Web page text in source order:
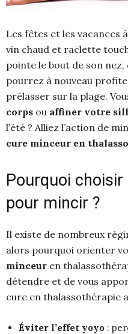
Les fêtes et les vacances
vin chaud et raclette
pointe le bout de son nez,
pourrez à nouveau
prélasser sur la plage.
corps ou affiner votre
l’été ? Alliez l’action de
cure minceur en
Pourquoi
pour mincir ?
Il existe de nombreux
alors pourquoi orienter
minceur en
détendre et de vous
cure en thalassothérapie
Éviter l’effet yoyo :